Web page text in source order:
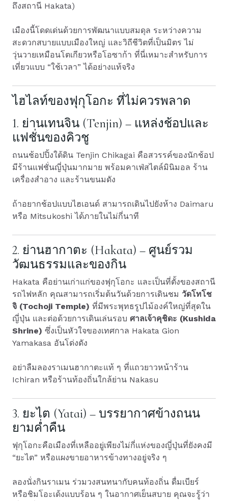
ถึงสถานี Hakata)
เมืองนี้โดดเด่นด้วยการพัฒนาแบบสมดุล ระหว่างความ
สะดวกสบายแบบเมืองใหญ่ และวิถีชีวิตที่เป็นมิตร ไม่
วุ่นวายเหมือนโตเกียวหรือโอซาก้า ที่นี่เหมาะสำหรับการ
เที่ยวแบบ “ใช้เวลา” ได้อย่างแท้จริง
ไฮไลท์ของฟุกุโอกะ ที่ไม่ควรพลาด
1. ย่านเทนจิน (Tenjin) – แหล่งช้อปและ
แฟชั่นของคิวชู
ถนนช้อปปิ้งใต้ดิน Tenjin Chikagai คือสวรรค์ของนักช้อป
มีร้านแฟชั่นญี่ปุ่นมากมาย พร้อมคาเฟ่สไตล์มินิมอล ร้าน
เครื่องสำอาง และร้านขนมดัง
ถ้าอยากช้อปแบบไฮเอนด์ สามารถเดินไปยังห้าง Daimaru
หรือ Mitsukoshi ได้ภายในไม่กี่นาที
2. ย่านฮากาตะ (Hakata) – ศูนย์รวม
วัฒนธรรมและของกิน
Hakata คือย่านเก่าแก่ของฟุกุโอกะ และเป็นที่ตั้งของสถานี
รถไฟหลัก คุณสามารถเริ่มต้นวันด้วยการเดินชม วัดโทโช
จิ (Tochoji Temple) ที่มีพระพุทธรูปไม้องค์ใหญ่ที่สุดใน
ญี่ปุ่น และต่อด้วยการเดินเล่นรอบ ศาลเจ้าคุชิดะ (Kushida
Shrine) ซึ่งเป็นหัวใจของเทศกาล Hakata Gion
Yamakasa อันโด่งดัง
อย่าลืมลองราเมนฮากาตะแท้ ๆ ที่แถวยาวหน้าร้าน
Ichiran หรือร้านท้องถิ่นใกล้ย่าน Nakasu
3. ยะไต (Yatai) – บรรยากาศข้างถนน
ยามค่ำคืน
ฟุกุโอกะคือเมืองที่เหลืออยู่เพียงไม่กี่แห่งของญี่ปุ่นที่ยังคงมี
“ยะไต” หรือแผงขายอาหารข้างทางอยู่จริง ๆ
ลองนั่งกินราเมน ร่วมวงสนทนากับคนท้องถิ่น ดื่มเบียร์
หรือชิมโอะเด้งแบบร้อน ๆ ในอากาศเย็นสบาย คุณจะรู้ว่า